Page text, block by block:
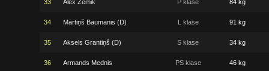
33 Alex Zemik P klase 84 kg
34 Mārtiņš Baumanis (D) L klase 91 kg
35 Aksels Grantiņš (D) S klase 34 kg
36 Armands Mednis PS klase 46 kg